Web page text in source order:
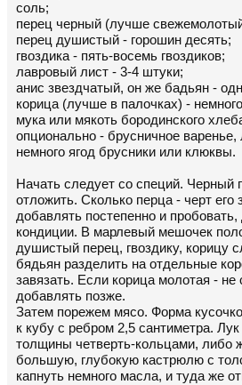
соль;
перец черный (лучше
перец душистый - горошин десять;
гвоздика - пять-восемь гвоздиков;
лавровый лист - 3-4 штуки;
анис звездчатый, он же бадьян -
корица (лучше в палочках) -
мука или мякоть бородинского
опционально - брусничное
немного ягод брусники или клюквы.
Начать следует со специй. Черный
отложить. Сколько перца - черт его
добавлять постепенно и
кондиции. В марлевый мешочек
душистый перец, гвоздику, корицу
бядьян разделить на отдельные
завязать. Если корица молотая - не
добавлять позже.
Затем порежем мясо. Форма
к кубу с ребром 2,5 сантиметра.
толщины четверть-кольцами, либо
большую, глубокую кастрюлю с
капнуть немного масла, и туда же